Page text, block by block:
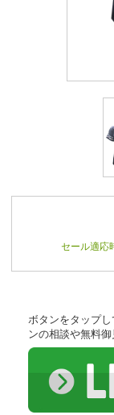
セール適応
ボタンをタップ
ンの相談や無料御